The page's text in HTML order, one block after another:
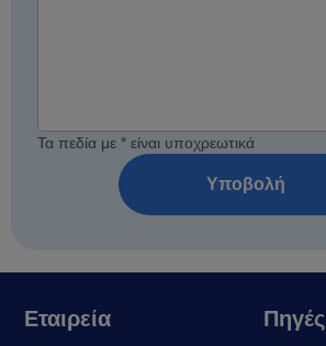
Τα πεδία με * είναι υποχρεωτικά
Υποβολή
Εταιρεία Πηγές